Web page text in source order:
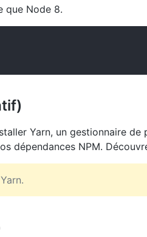
que Node 8.
Yarn, un gestionnaire de
dépendances NPM.